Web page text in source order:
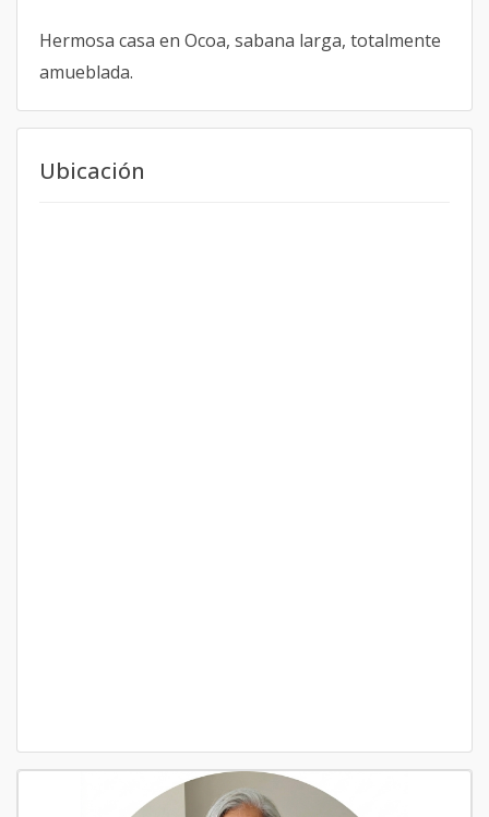
Hermosa casa en Ocoa, sabana larga, totalmente
amueblada.
Ubicación